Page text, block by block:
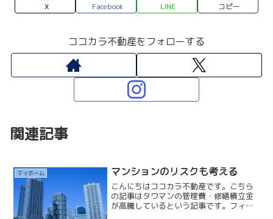
X Facebook LINE コピー
ココカラ不動産をフォローする
関連記事
マイホーム マンションのリスクも考える
こんにちはココカラ不動産です。こちら
の記事はタワマンの管理費・修繕積立金
が高騰しているという記事です。フィク